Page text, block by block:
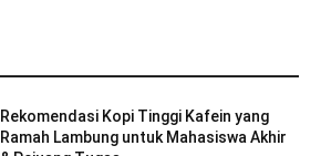
Rekomendasi Kopi Tinggi Kafein yang
Ramah Lambung untuk Mahasiswa Akhir